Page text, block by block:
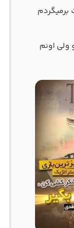
برمیگردم
اونم